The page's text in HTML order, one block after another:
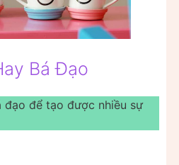
Bá Đạo
để tạo được nhiều sự